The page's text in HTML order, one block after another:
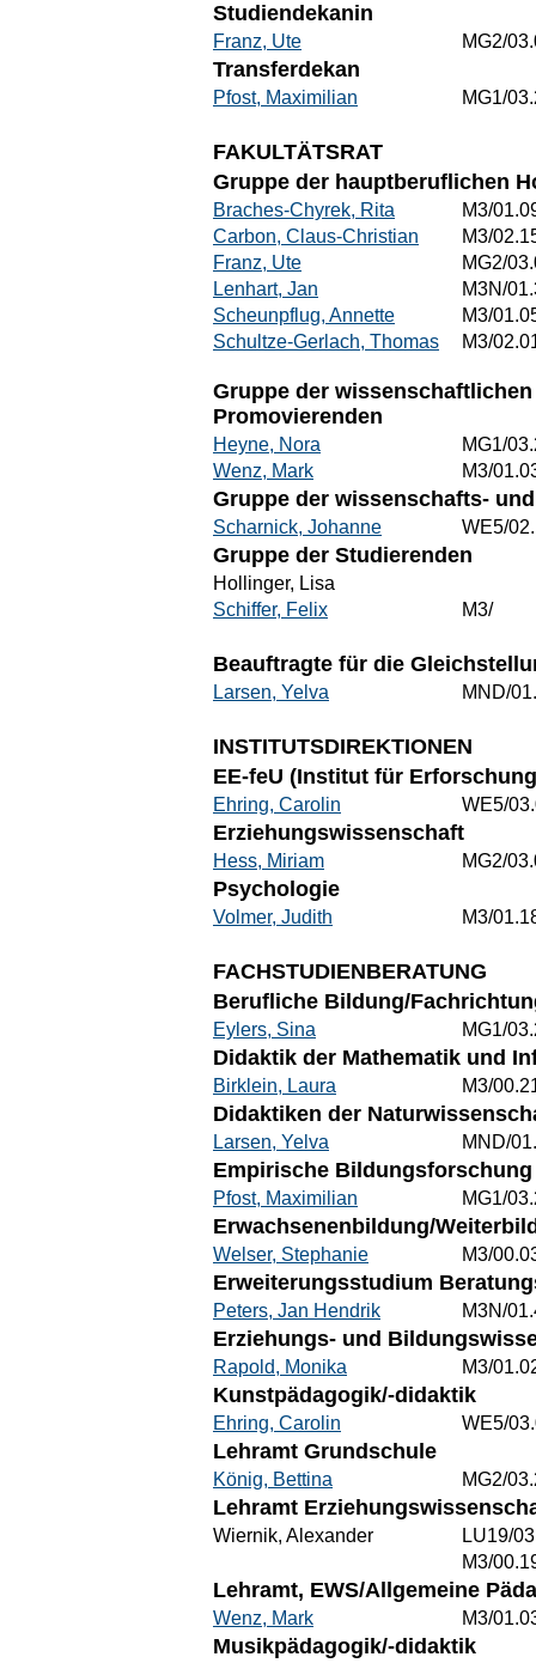
Studiendekanin
Franz, Ute MG2/
Transferdekan
Pfost, Maximilian MG1/
FAKULTÄTSRAT
Gruppe der hauptberuflichen
Braches-Chyrek, Rita
M3/
Carbon, Claus-Christian
M3/
Franz, Ute
MG2/
Lenhart, Jan
M3N/
Scheunpflug, Annette
M3/
Schultze-Gerlach, Thomas
M3/
Gruppe der
Promovierenden
Heyne, Nora
MG1/
Wenz, Mark
M3/
Gruppe der wissenschafts-
Scharnick, Johanne WE5/
Gruppe der Studierenden
Hollinger, Lisa
Schiffer, Felix
M3/
Beauftragte für die
Larsen, Yelva MND/
INSTITUTSDIREKTIONEN
EE-feU (Institut für
Ehring, Carolin WE5/
Erziehungswissenschaft
Hess, Miriam MG2/
Psychologie
Volmer, Judith M3/
FACHSTUDIENBERATUNG
Berufliche Bildung/
Eylers, Sina MG1/
Didaktik der Mathematik und
Birklein, Laura M3/
Didaktiken der
Larsen, Yelva MND/
Empirische Bildungsforschung
Pfost, Maximilian MG1/
Erwachsenenbildung/
Welser, Stephanie M3/
Erweiterungsstudium
Peters, Jan Hendrik M3N/
Erziehungs- und
Rapold, Monika M3/
Kunstpädagogik/-didaktik
Ehring, Carolin WE5/
Lehramt Grundschule
König, Bettina MG2/
Lehramt
Wiernik, Alexander
LU19/
M3/
Lehramt, EWS/Allgemeine
Wenz, Mark M3/
Musikpädagogik/-didaktik